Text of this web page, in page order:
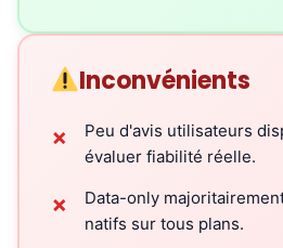
Inconvénients
✗
Peu d'avis utilisateurs
évaluer fiabilité réelle.
✗
Data-only
natifs sur tous plans.